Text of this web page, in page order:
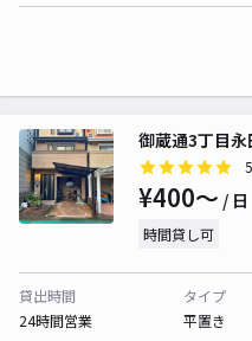
御蔵通3丁目
5
¥400〜 / 日
時間貸し可
貸出時間
24時間営業
タイプ
平置き